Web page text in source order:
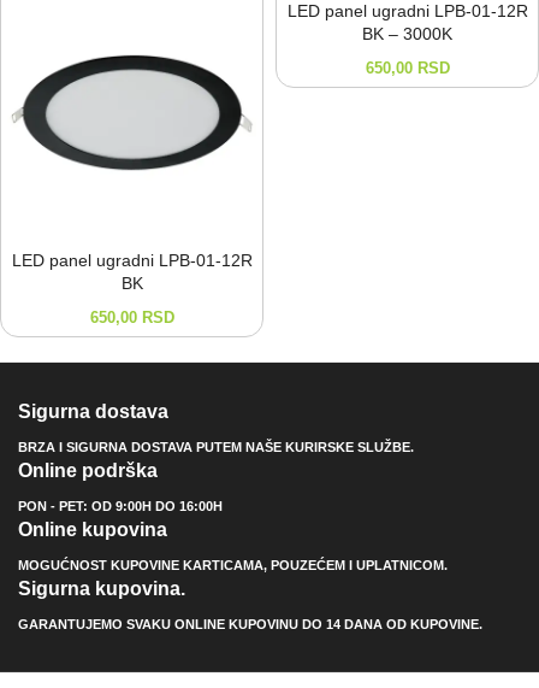
LED panel ugradni LPB-⁠01-⁠12R
BK
650,00 RSD
LED panel ugradni LPB-01-12R
BK – 3000K
650,00 RSD
Sigurna dostava
BRZA I SIGURNA DOSTAVA PUTEM NAŠE KURIRSKE SLUŽBE.
Online podrška
PON - PET: OD 9:00H DO 16:00H
Online kupovina
MOGUĆNOST KUPOVINE KARTICAMA, POUZEĆEM I UPLATNICOM.
Sigurna kupovina.
GARANTUJEMO SVAKU ONLINE KUPOVINU DO 14 DANA OD KUPOVINE.